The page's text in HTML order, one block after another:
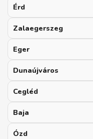
Érd
Zalaegerszeg
Eger
Dunaújváros
Cegléd
Baja
Ózd